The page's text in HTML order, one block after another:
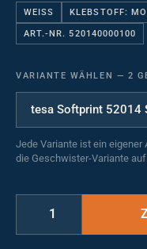
WEISS KLEBSTOFF:
ART.-NR. 520140000100
VARIANTE WÄHLEN — 2
Jede Variante ist ein
die Geschwister-Variante